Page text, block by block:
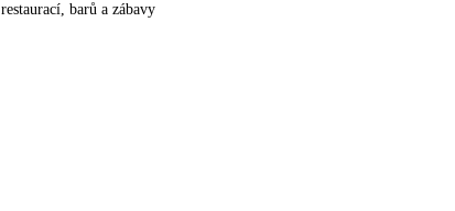
restaurací, barů a zábavy